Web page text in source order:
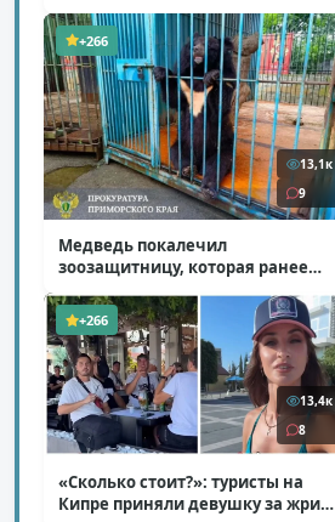
+266
13,1к
9
Медведь покалечил
зоозащитницу, которая ранее
+266
13,4к
8
«Сколько стоит?»: туристы на
Кипре приняли девушку за жрицу